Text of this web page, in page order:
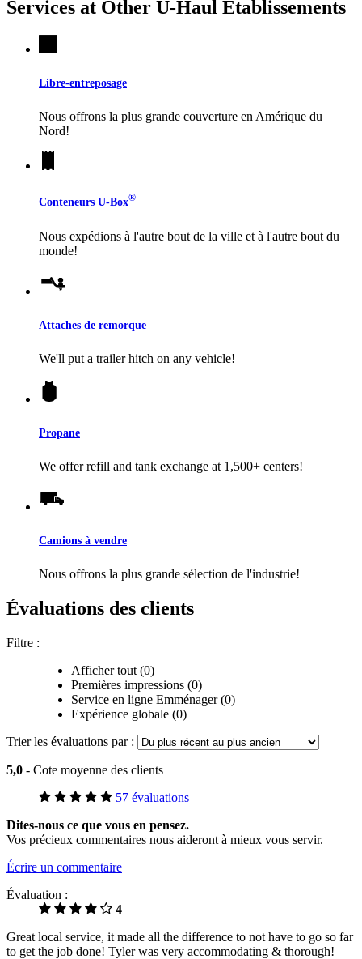
Services at Other U-Haul Établissements
Libre-entreposage
Nous offrons la plus grande couverture en Amérique du
Nord!
Conteneurs U-Box®
Nous expédions à l'autre bout de la ville et à l'autre bout du
monde!
Attaches de remorque
We'll put a trailer hitch on any vehicle!
Propane
We offer refill and tank exchange at 1,500+ centers!
Camions à vendre
Nous offrons la plus grande sélection de l'industrie!
Évaluations des clients
Filtre :
Afficher tout (0)
Premières impressions (0)
Service en ligne Emménager (0)
Expérience globale (0)
Trier les évaluations par :
5,0 - Cote moyenne des clients
57 évaluations
Dites-nous ce que vous en pensez.
Vos précieux commentaires nous aideront à mieux vous servir.
Écrire un commentaire
Évaluation :
4
Great local service, it made all the difference to not have to go so far
to get the job done! Tyler was very accommodating & thorough!